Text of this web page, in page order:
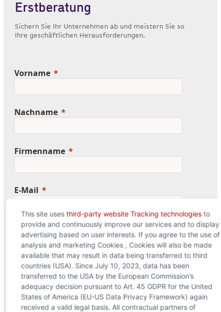
Erstberatung
Sichern Sie Ihr Unternehmen ab und meistern Sie so
Ihre geschäftlichen Herausforderungen.
Vorname
Nachname
Firmenname
E-Mail
Telefon (geschäftlich)
Nachricht
This site usesthird-party website Tracking technologiesto
provide and continuously improve our services and to display
advertising based on user interests. If you agree to the use of
analysis and marketing Cookies , Cookies will also be made
available that may result in data being transferred to third
countries (USA). Since July 10, 2023, data has been
transferred to the USA by the European Commission’s
adequacy decision pursuant to Art. 45 GDPR for the United
States of America (EU-US Data Privacy Framework) again
received a valid legal basis. All contractual partners of